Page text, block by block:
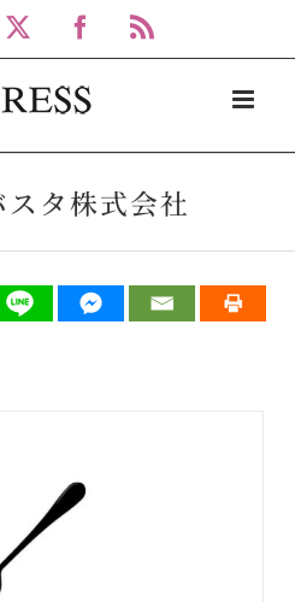
Facebook
スタ株式会社